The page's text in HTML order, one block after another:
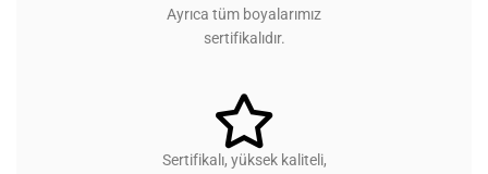
Ayrıca tüm boyalarımız
sertifikalıdır.
Sertifikalı, yüksek kaliteli,